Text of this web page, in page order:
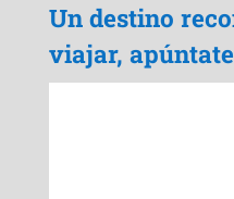
Un destino
viajar,